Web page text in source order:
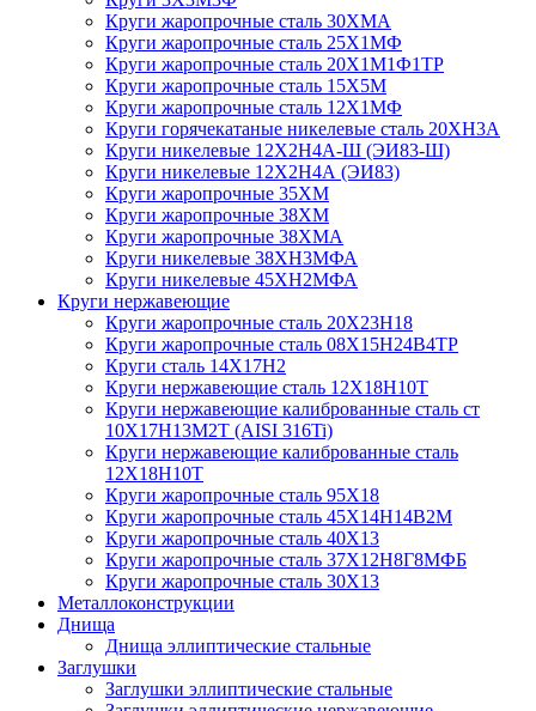
Круги жаропрочные сталь 30ХМА
Круги жаропрочные сталь 25Х1МФ
Круги жаропрочные сталь 20Х1М1Ф1ТР
Круги жаропрочные сталь 15Х5М
Круги жаропрочные сталь 12Х1МФ
Круги горячекатаные никелевые сталь 20ХН3А
Круги никелевые 12Х2Н4А-Ш (ЭИ83-Ш)
Круги никелевые 12Х2Н4А (ЭИ83)
Круги жаропрочные 35ХМ
Круги жаропрочные 38ХМ
Круги жаропрочные 38ХМА
Круги никелевые 38XH3MФА
Круги никелевые 45ХН2МФА
Круги нержавеющие
Круги жаропрочные сталь 20Х23Н18
Круги жаропрочные сталь 08Х15Н24В4ТР
Круги сталь 14Х17Н2
Круги нержавеющие сталь 12Х18Н10Т
Круги нержавеющие калиброванные сталь ст
10Х17Н13М2Т (AISI 316Ti)
Круги нержавеющие калиброванные сталь
12Х18Н10Т
Круги жаропрочные сталь 95Х18
Круги жаропрочные сталь 45Х14Н14В2М
Круги жаропрочные сталь 40Х13
Круги жаропрочные сталь 37Х12Н8Г8МФБ
Круги жаропрочные сталь 30Х13
Металлоконструкции
Днища
Днища эллиптические стальные
Заглушки
Заглушки эллиптические стальные